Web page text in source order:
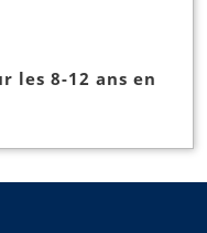
les 8-12 ans en